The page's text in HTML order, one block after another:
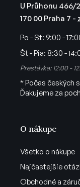
O nákupe
Všetko o nákupe
Najčastejšie
Obchodné a
U Průhonu 466/
170 00 Praha 7 -
Po - St: 9:00 -
Št - Pia: 8:30 -
Prestávka: 12:00 -
* Počas českých
Ďakujeme za